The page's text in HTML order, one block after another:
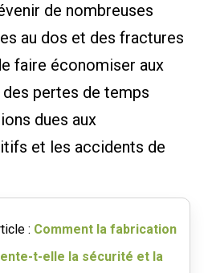
de nombreuses
au dos et des fractures
faire économiser aux
pertes de temps
dues aux
et les accidents de
: Comment la fabrication
t-elle la sécurité et la